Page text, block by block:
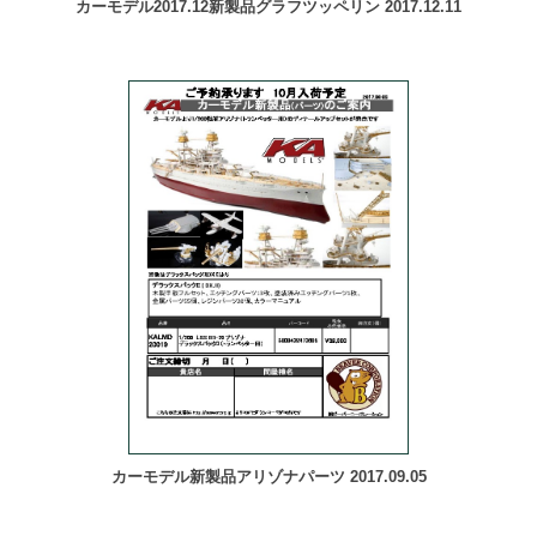
カーモデル2017.12新製品グラフツッペリン 2017.12.11
カーモデル新製品アリゾナパーツ 2017.09.05